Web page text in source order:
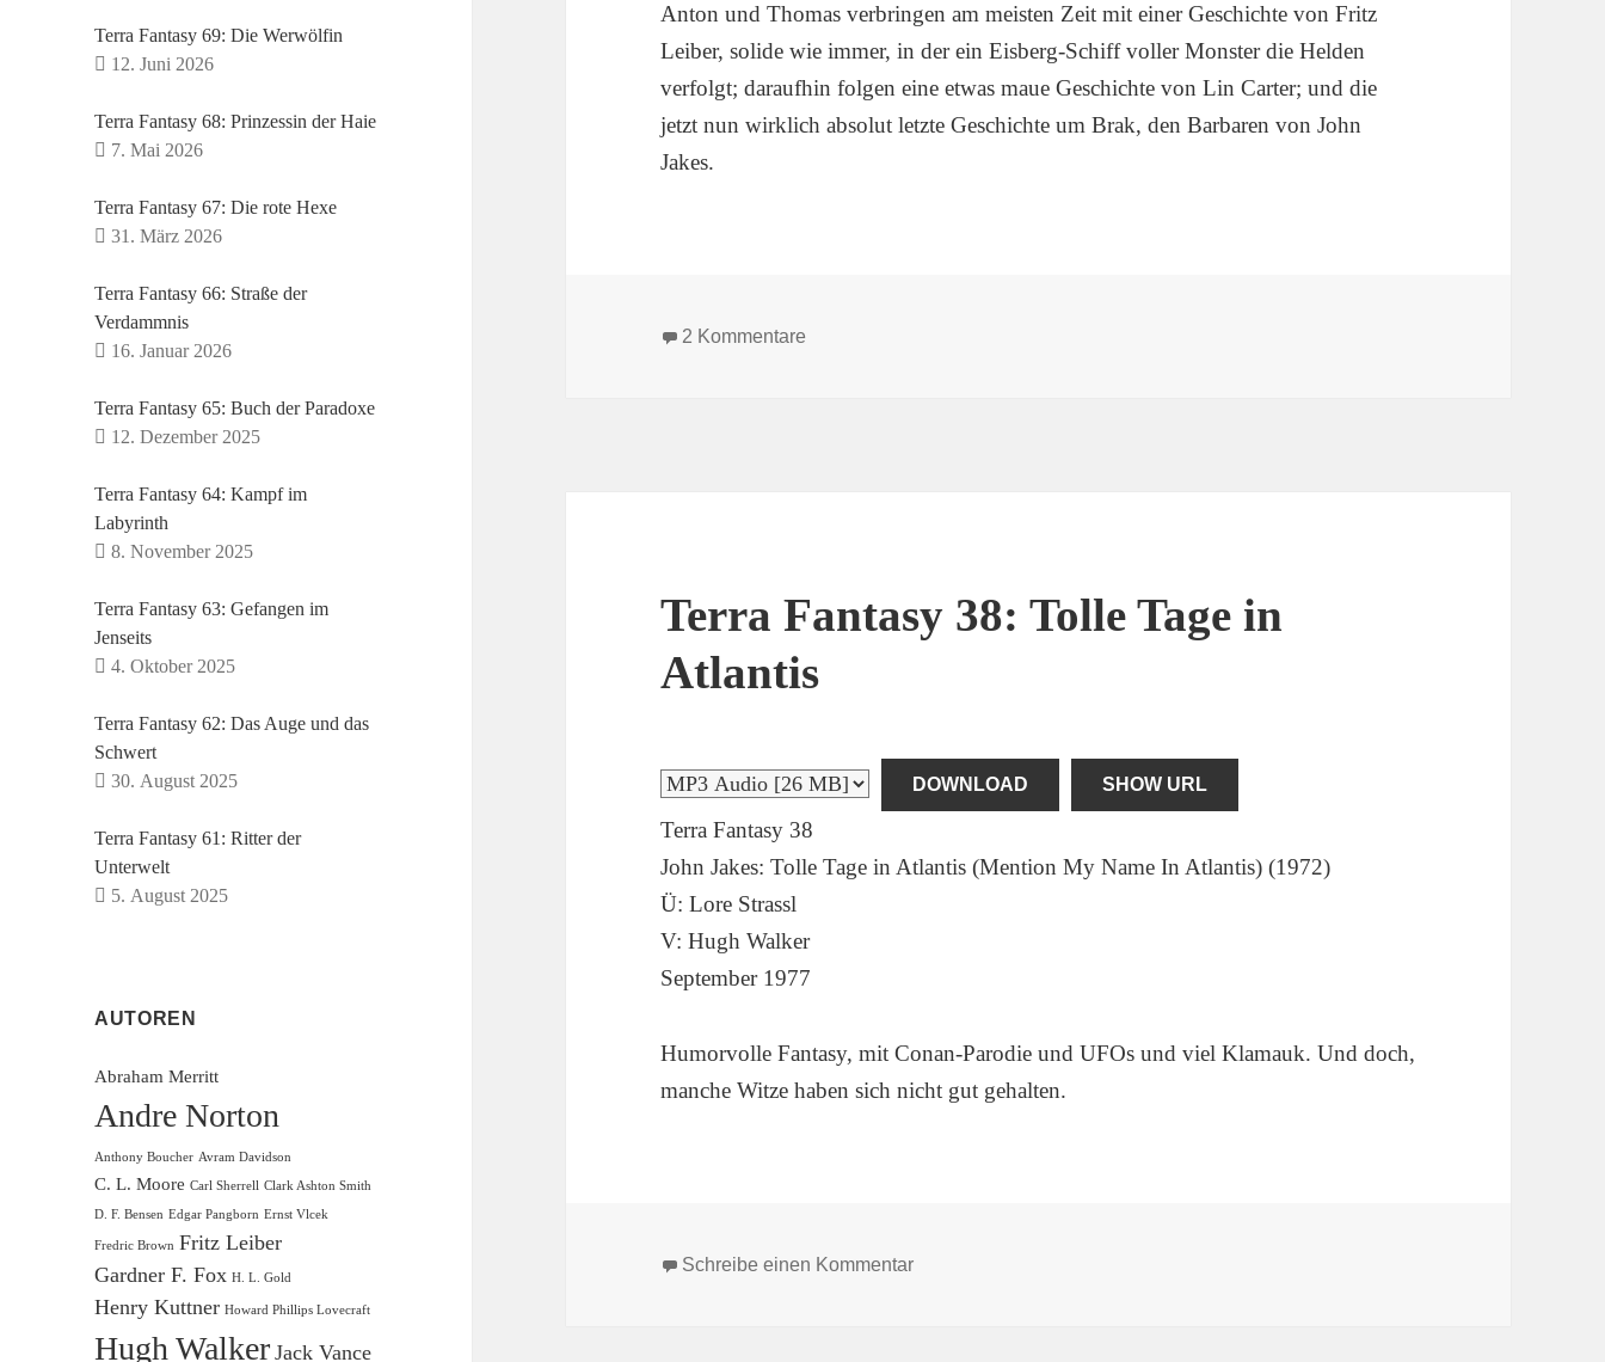
Terra Fantasy 69: Die Werwölfin
12. Juni 2026
Terra Fantasy 68: Prinzessin der Haie
7. Mai 2026
Terra Fantasy 67: Die rote Hexe
31. März 2026
Terra Fantasy 66: Straße der
Verdammnis
16. Januar 2026
Terra Fantasy 65: Buch der Paradoxe
12. Dezember 2025
Terra Fantasy 64: Kampf im
Labyrinth
8. November 2025
Terra Fantasy 63: Gefangen im
Jenseits
4. Oktober 2025
Terra Fantasy 62: Das Auge und das
Schwert
30. August 2025
Terra Fantasy 61: Ritter der
Unterwelt
5. August 2025
AUTOREN
Abraham Merritt
Andre Norton
Anthony Boucher Avram Davidson
C. L. Moore Carl Sherrell Clark Ashton Smith
D. F. Bensen Edgar Pangborn Ernst Vlcek
Fredric Brown Fritz Leiber
Gardner F. Fox H. L. Gold
Henry Kuttner Howard Phillips Lovecraft
Hugh Walker Jack Vance
Anton und Thomas verbringen am meisten Zeit mit einer Geschichte von Fritz
Leiber, solide wie immer, in der ein Eisberg-Schiff voller Monster die Helden
verfolgt; daraufhin folgen eine etwas maue Geschichte von Lin Carter; und die
jetzt nun wirklich absolut letzte Geschichte um Brak, den Barbaren von John
Jakes.
2 Kommentare
Terra Fantasy 38: Tolle Tage in
Atlantis
DOWNLOAD SHOW URL
Terra Fantasy 38
John Jakes: Tolle Tage in Atlantis (Mention My Name In Atlantis) (1972)
Ü: Lore Strassl
V: Hugh Walker
September 1977
Humorvolle Fantasy, mit Conan-Parodie und UFOs und viel Klamauk. Und doch,
manche Witze haben sich nicht gut gehalten.
Schreibe einen Kommentarzu Terra Fantasy 38: Tolle Tage in Atlantis